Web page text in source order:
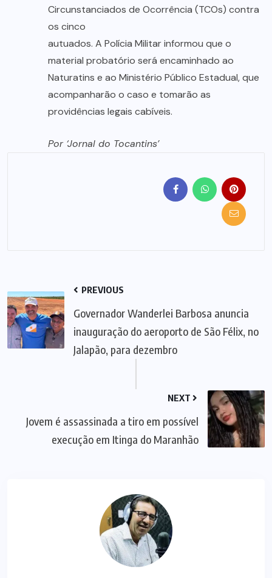
Circunstanciados de Ocorrência (TCOs) contra
os cinco
autuados. A Polícia Militar informou que o
material probatório será encaminhado ao
Naturatins e ao Ministério Público Estadual, que
acompanharão o caso e tomarão as
providências legais cabíveis.
Por ‘Jornal do Tocantins’
PREVIOUS
Governador Wanderlei Barbosa anuncia
inauguração do aeroporto de São Félix, no
Jalapão, para dezembro
NEXT
Jovem é assassinada a tiro em possível
execução em Itinga do Maranhão